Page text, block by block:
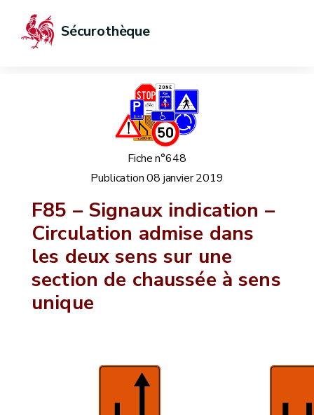
Sécurothèque
Fiche n°648
Publication08 janvier 2019
F85 – Signaux indication –
Circulation admise dans
les deux sens sur une
section de chaussée à sens
unique